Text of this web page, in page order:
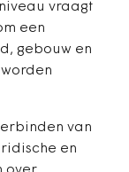
vraagt
een
gebouw en
van
en